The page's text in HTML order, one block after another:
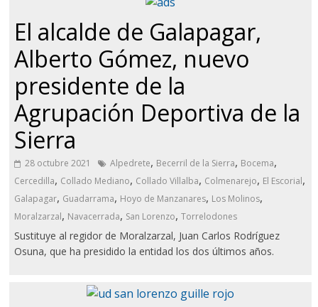
El alcalde de Galapagar,
Alberto Gómez, nuevo
presidente de la
Agrupación Deportiva de la
Sierra
28 octubre 2021 Alpedrete, Becerril de la Sierra, Bocema,
Cercedilla, Collado Mediano, Collado Villalba, Colmenarejo, El Escorial,
Galapagar, Guadarrama, Hoyo de Manzanares, Los Molinos,
Moralzarzal, Navacerrada, San Lorenzo,Torrelodones
Sustituye al regidor de Moralzarzal, Juan Carlos Rodríguez
Osuna, que ha presidido la entidad los dos últimos años.